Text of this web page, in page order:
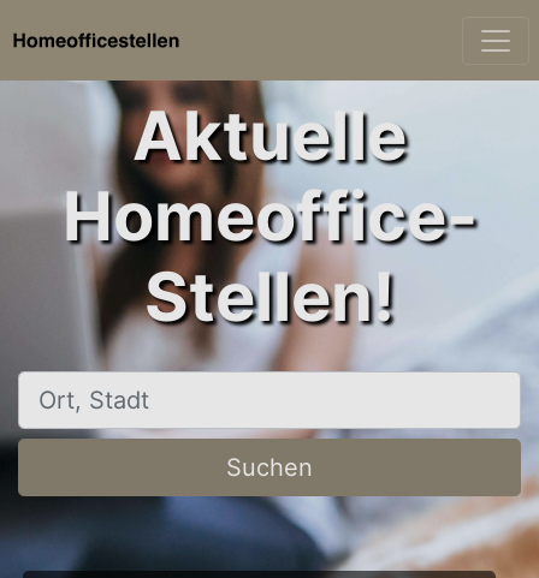
Aktuelle
Homeoffice-
Stellen!
Ort, Stadt
Suchen